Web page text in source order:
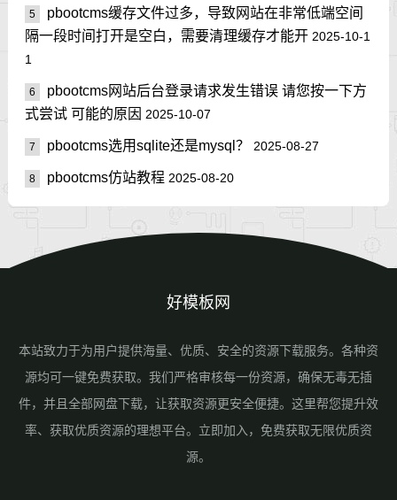
5
pbootcms缓存文件过多，导致网站在非常低端空间
隔一段时间打开是空白，需要清理缓存才能开 2025-10-1
1
6
pbootcms网站后台登录请求发生错误 请您按一下方
式尝试 可能的原因 2025-10-07
7 pbootcms选用sqlite还是mysql？ 2025-08-27
8 pbootcms仿站教程 2025-08-20
好模板网
本站致力于为用户提供海量、优质、安全的资源下载服务。各种资
源均可一键免费获取。我们严格审核每一份资源，确保无毒无插
件，并且全部网盘下载，让获取资源更安全便捷。这里帮您提升效
率、获取优质资源的理想平台。立即加入，免费获取无限优质资
源。